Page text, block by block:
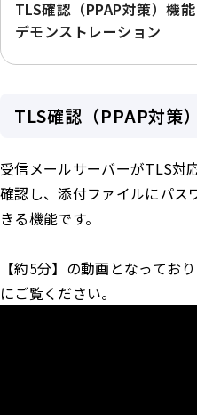
TLS確認（PPAP対策）機
デモンストレーション
TLS確認（PPAP対策
受信メールサーバーがTLS対
確認し、添付ファイルにパス
きる機能です。
【約5分】の動画となってお
にご覧ください。